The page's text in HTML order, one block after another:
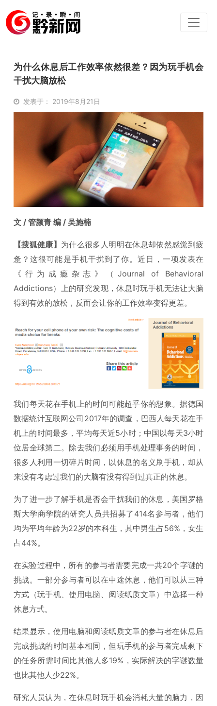
为什么休息后工作效率依然很差？因为玩手机会
干扰大脑放松
发表于： 2019年8月21日
文 / 管颜青 编 / 吴施楠
【搜狐健康】 为什么很多人明明在休息却依然感觉到疲
惫？这很可能是手机干扰到了你。近日，一项发表在
《行为成瘾杂志》（Journal of Behavioral
Addictions）上的研究发现，休息时玩手机无法让大脑
得到有效的放松，反而会让你的工作效率变得更差。
我们每天花在手机上的时间可能超乎你的想象。据德国
数据统计互联网公司2017年的调查，巴西人每天花在手
机上的时间最多，平均每天近5小时；中国以每天3小时
位居全球第二。除去我们必须用手机处理事务的时间，
很多人利用一切碎片时间，以休息的名义刷手机，却从
来没有考虑过我们的大脑有没有得到过真正的休息。
为了进一步了解手机是否会干扰我们的休息，美国罗格
斯大学商学院的研究人员共招募了414名参与者，他们
均为平均年龄为22岁的本科生，其中男生占56%，女生
占44%。
在实验过程中，所有的参与者需要完成一共20个字谜的
挑战。一部分参与者可以在中途休息，他们可以从三种
方式（玩手机、使用电脑、阅读纸质文章）中选择一种
休息方式。
结果显示，使用电脑和阅读纸质文章的参与者在休息后
完成挑战的时间基本相同，但玩手机的参与者完成剩下
的任务所需时间比其他人多19%，实际解决的字谜数量
也比其他人少22%。
研究人员认为，在休息时玩手机会消耗大量的脑力，因